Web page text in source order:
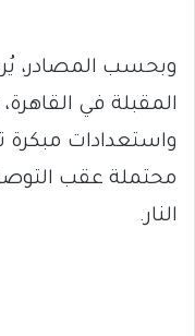
وبحسب المصادر،
المقبلة في
واستعدادات
محتملة عقب
النار.